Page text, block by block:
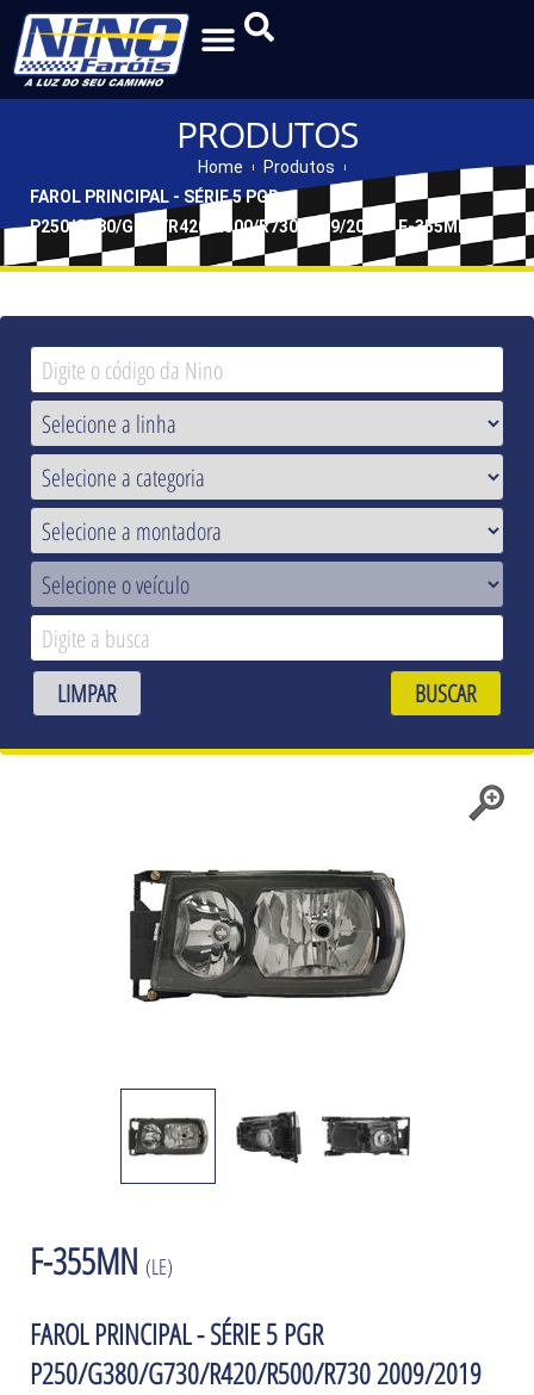
PRODUTOS
Home
Produtos
FAROL PRINCIPAL - SÉRIE 5 PGR
P250/G380/G730/R420/R500/R730 2009/2019 - F-355MN
LIMPAR BUSCAR
F-355MN (LE)
FAROL PRINCIPAL - SÉRIE 5 PGR
P250/G380/G730/R420/R500/R730 2009/2019